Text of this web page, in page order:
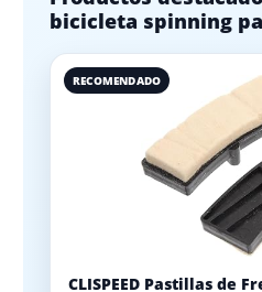
bicicleta spinning
RECOMENDADO
CLISPEED Pastillas de